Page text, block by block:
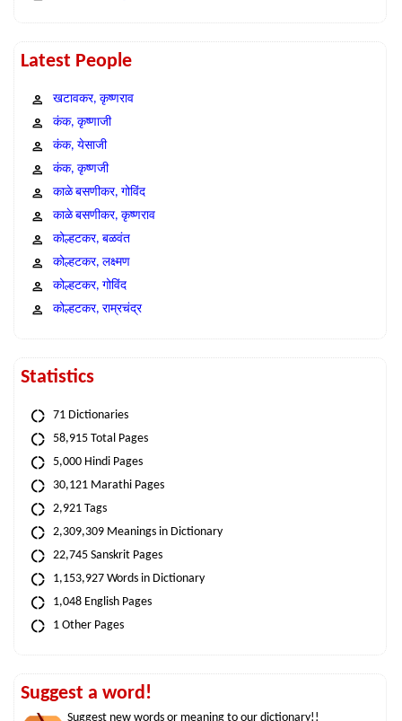
Latest People
खटावकर, कृष्णराव
कंक, कृष्णाजी
कंक, येसाजी
कंक, कृष्णजी
काळे बसणीकर, गोविंद
काळे बसणीकर, कृष्णराव
कोल्हटकर, बळवंत
कोल्हटकर, लक्ष्मण
कोल्हटकर, गोविंद
कोल्हटकर, राम्रचंद्र
Statistics
71 Dictionaries
58,915 Total Pages
5,000 Hindi Pages
30,121 Marathi Pages
2,921 Tags
2,309,309 Meanings in Dictionary
22,745 Sanskrit Pages
1,153,927 Words in Dictionary
1,048 English Pages
1 Other Pages
Suggest a word!
Suggest new words or meaning to our dictionary!!